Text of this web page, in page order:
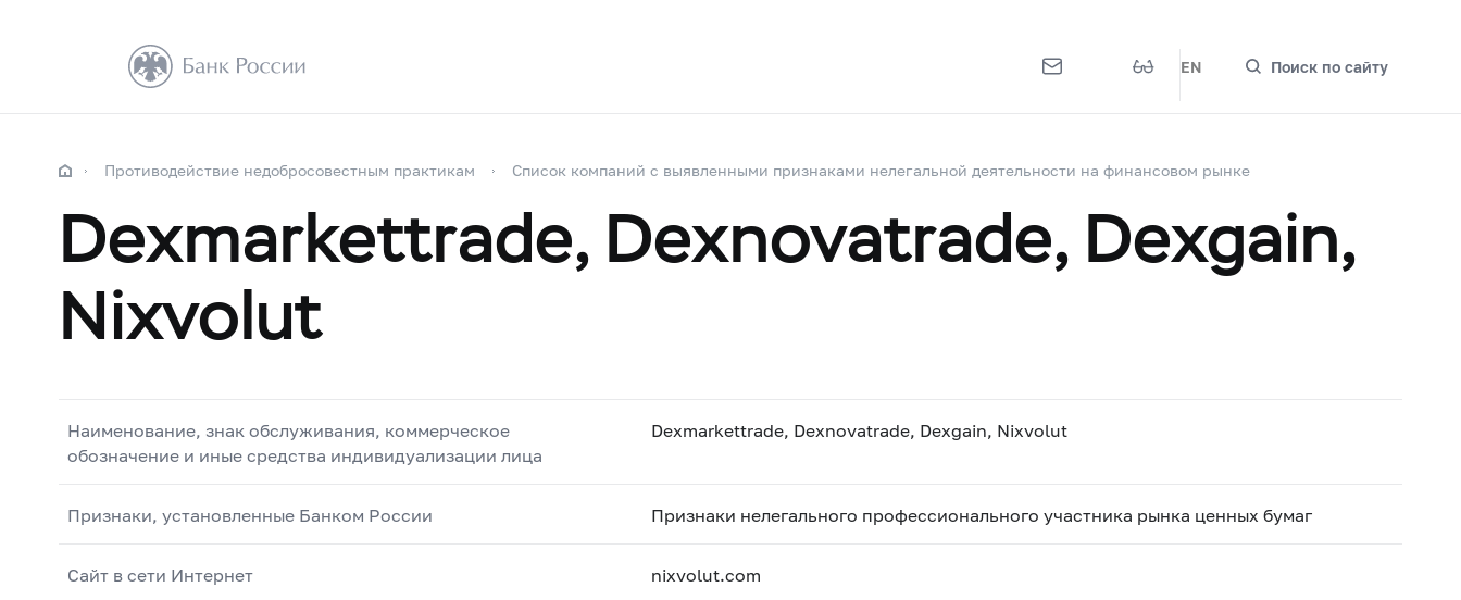
EN Поиск по сайту
Противодействие недобросовестным практикам Список компаний с выявленными признаками нелегальной деятельности на финансовом рынке
Dexmarkettrade, Dexnovatrade, Dexgain,
Nixvolut
Наименование, знак обслуживания, коммерческое
обозначение и иные средства индивидуализации лица
Dexmarkettrade, Dexnovatrade, Dexgain, Nixvolut
Признаки, установленные Банком России Признаки нелегального профессионального участника рынка ценных бумаг
Сайт в сети Интернет nixvolut.com